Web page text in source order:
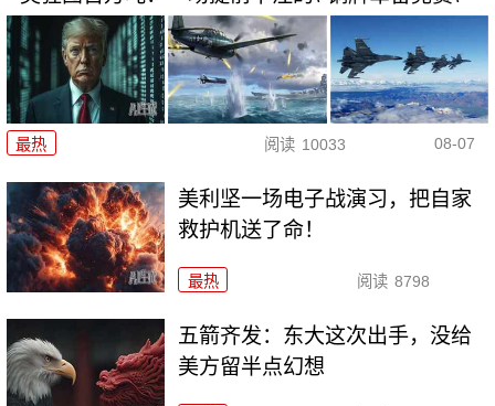
最热 阅读 10033 08-07
美利坚一场电子战演习，把自家
救护机送了命！
最热 阅读 8798
五箭齐发：东大这次出手，没给
美方留半点幻想